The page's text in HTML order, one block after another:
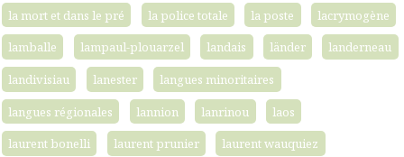
la mort et dans le pré
la police totale la poste
lacrymogène
lamballe
lampaul-plouarzel landais länder
landerneau
landivisiau
lanester
langues minoritaires
langues régionales
lannion lanrinou
laos
laurent bonelli
laurent prunier
laurent wauquiez